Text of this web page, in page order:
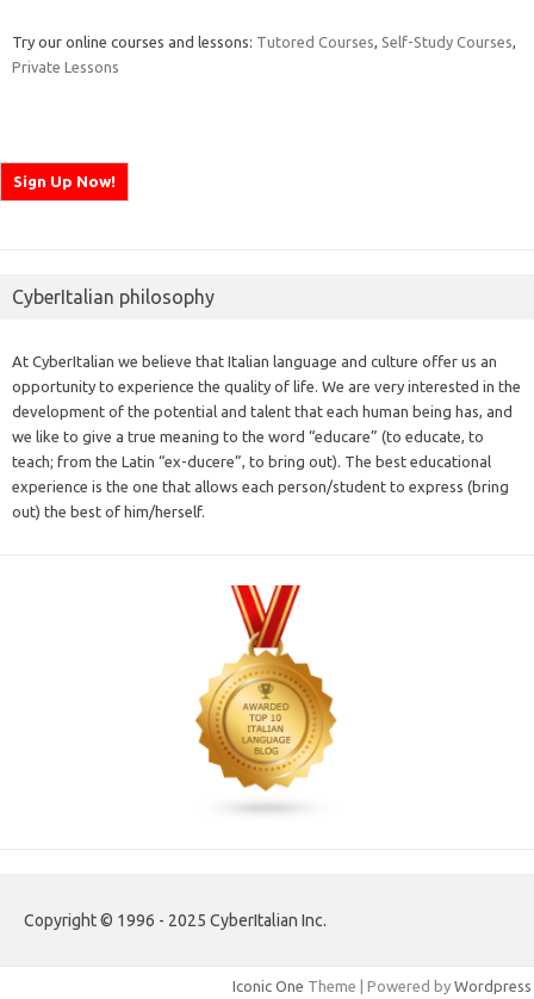
Try our online courses and lessons: Tutored Courses Self-Study Courses
Private Lessons
CyberItalian philosophy
At CyberItalian we believe that Italian language and culture offer us an
opportunity to experience the quality of life. We are very interested in the
development of the potential and talent that each human being has, and
we like to give a true meaning to the word “educare” (to educate, to
teach; from the Latin “ex-ducere”, to bring out). The best educational
experience is the one that allows each person/student to express (bring
out) the best of him/herself.
Copyright © 1996 - 2025 CyberItalian Inc.
Iconic One Theme | Powered by Wordpress